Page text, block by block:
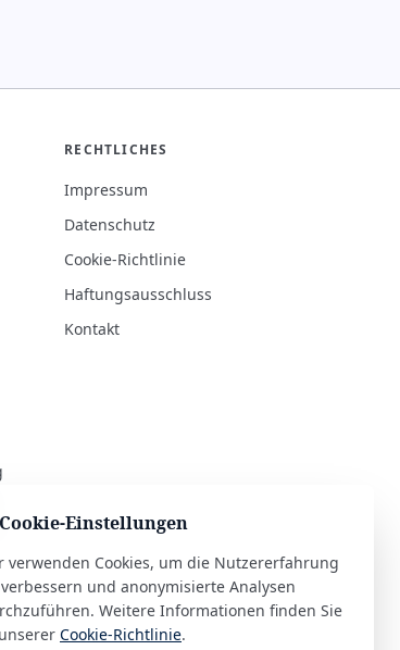
RECHTLICHES
Impressum
Datenschutz
Cookie-Richtlinie
Haftungsausschluss
Kontakt
Cookie-Einstellungen
verwenden Cookies, um die Nutzererfahrung
und anonymisierte Analysen
Weitere Informationen finden Sie
Cookie-Richtlinie.